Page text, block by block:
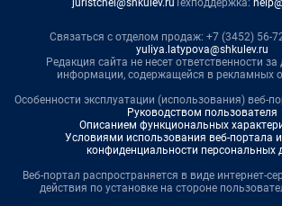
Связаться с отделом продаж: +7 (3452) 56-
yuliya.latypova@shkulev.ru
Редакция сайта не несет ответственности за
информации, содержащейся в рекламных
Особенности эксплуатации (использования) веб-
Руководством пользователя
Описанием функциональных
Условиями использования веб-портала
конфиденциальности персональных
Веб-портал распространяется в виде интернет-
действия по установке на стороне